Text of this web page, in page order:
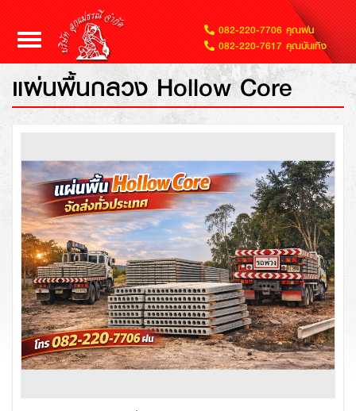
Toggle
navigation
082-220-7706 คุณฝน
082-220-7617 คุณบันเทิง
แผ่นพื้นกลวง Hollow Core